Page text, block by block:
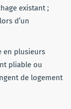
existant ;
d’un
en plusieurs
pliable ou
de logement